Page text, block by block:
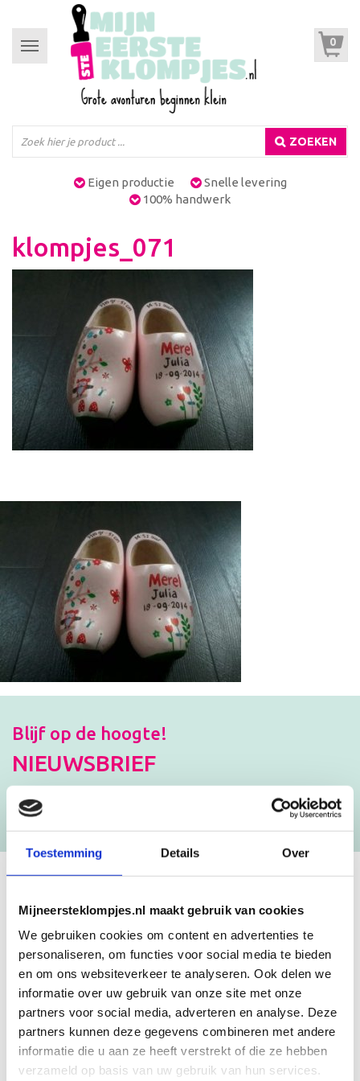
Toestemming Details Over
Mijneersteklompjes.nl maakt gebruik van cookies
We gebruiken cookies om content en advertenties te
personaliseren, om functies voor social media te bieden
en om ons websiteverkeer te analyseren. Ook delen we
informatie over uw gebruik van onze site met onze
partners voor social media, adverteren en analyse. Deze
partners kunnen deze gegevens combineren met andere
informatie die u aan ze heeft verstrekt of die ze hebben
verzameld op basis van uw gebruik van hun services.
Toggle
navigation
0
ZOEKEN
Eigen productie
Snelle levering
100% handwerk
klompjes_071
Blijf op de hoogte!
NIEUWSBRIEF
[mc4wp_form id=”3182″]
GEBOORTEKLOMPJES EN
KRAAMCADEAU MET NAAM
Unieke geboorteklompjes
Mijneersteklompjes.nl heeft al meer dan 15 jaar ervaring met het
schilderen van klompjes. Velen wisten de weg naar ons bedrijf al te
vinden en ontdekten onze leuke geboorteklompjes. Onze
geboorteklompjes bestel je gemakkelijk online. We beschilderen
de geboorteklompjes met de hand en indien gewenst in de stijl van